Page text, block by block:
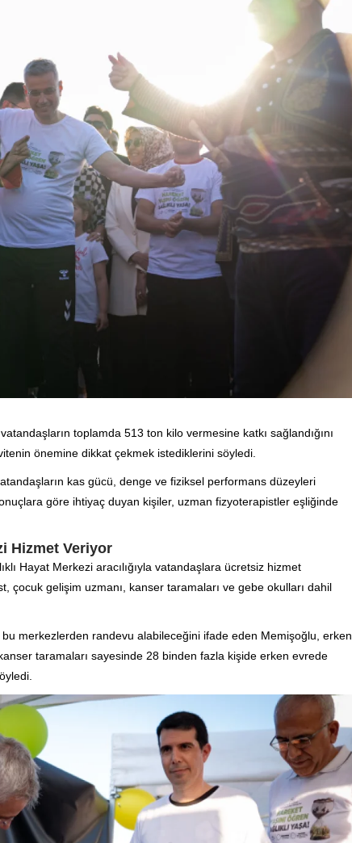
toplamda 513 ton kilo vermesine katkı sağlandığını
önemine dikkat çekmek istediklerini söyledi.
kas gücü, denge ve fiziksel performans düzeyleri
göre ihtiyaç duyan kişiler, uzman fizyoterapistler eşliğinde
Hizmet Veriyor
Hayat Merkezi aracılığıyla vatandaşlara ücretsiz hizmet
gelişim uzmanı, kanser taramaları ve gebe okulları dahil
bu merkezlerden randevu alabileceğini ifade eden Memişoğlu, erken
taramaları sayesinde 28 binden fazla kişide erken evrede